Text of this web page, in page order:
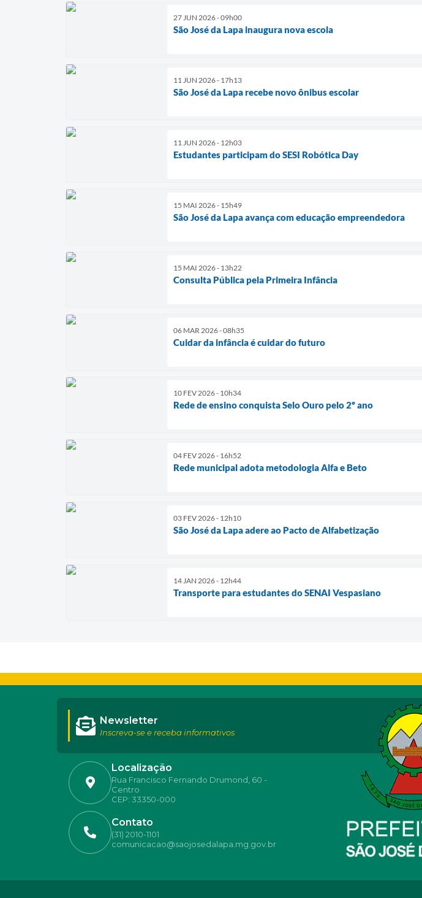
27 JUN 2026 - 09h00
São José da Lapa inaugura nova escola
11 JUN 2026 - 17h13
São José da Lapa recebe novo ônibus escolar
11 JUN 2026 - 12h03
Estudantes participam do SESI Robótica Day
15 MAI 2026 - 15h49
São José da Lapa avança com educação empreendedora
15 MAI 2026 - 13h22
Consulta Pública pela Primeira Infância
06 MAR 2026 - 08h35
Cuidar da infância é cuidar do futuro
10 FEV 2026 - 10h34
Rede de ensino conquista Selo Ouro pelo 2º ano
04 FEV 2026 - 16h52
Rede municipal adota metodologia Alfa e Beto
03 FEV 2026 - 12h10
São José da Lapa adere ao Pacto de Alfabetização
14 JAN 2026 - 12h44
Transporte para estudantes do SENAI Vespasiano
Localização
Rua Francisco Fernando Drumond, 60 -
Centro
CEP: 33350-000
Contato
(31) 2010-1101
comunicacao@saojosedalapa.mg.gov.br
Newsletter
Inscreva-se e receba informativos